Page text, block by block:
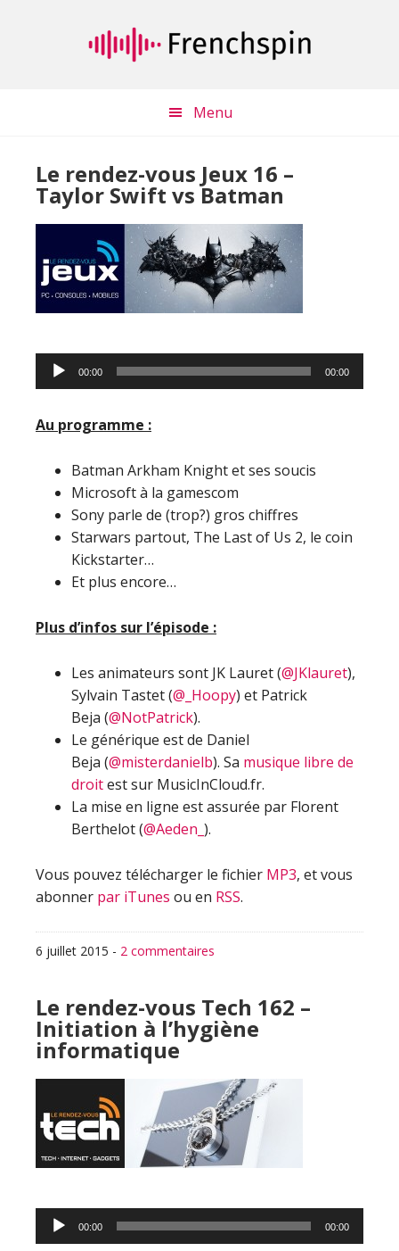
Menu
Le rendez-vous Jeux 16 –
Taylor Swift vs Batman
Lecteur
audio
00:00 00:00
Au programme :
Batman Arkham Knight et ses soucis
Microsoft à la gamescom
Sony parle de (trop?) gros chiffres
Starwars partout, The Last of Us 2, le coin
Kickstarter…
Et plus encore…
Plus d’infos sur l’épisode :
Les animateurs sont JK Lauret (@JKlauret),
Sylvain Tastet (@_Hoopy) et Patrick
Beja (@NotPatrick).
Le générique est de Daniel
Beja (@misterdanielb). Sa musique libre de
droitest sur MusicInCloud.fr.
La mise en ligne est assurée par Florent
Berthelot (@Aeden_ ).
Vous pouvez télécharger le fichier MP3, et vous
abonner par iTunes ou en RSS.
6 juillet 2015 - 2 commentaires
Le rendez-vous Tech 162 –
Initiation à l’hygiène
informatique
Lecteur
audio
00:00 00:00